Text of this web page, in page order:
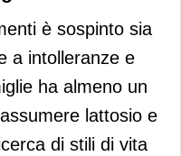
è sospinto sia
a intolleranze e
ha almeno un
lattosio e
di stili di vita